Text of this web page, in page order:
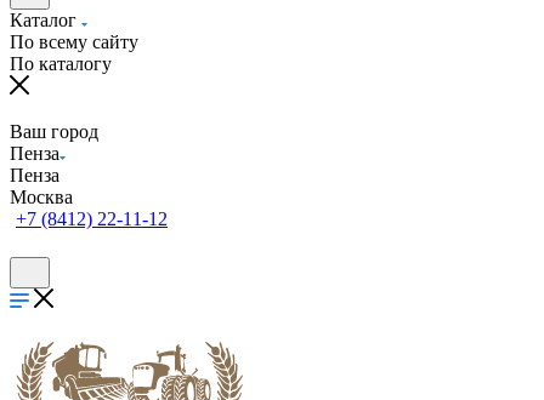
Каталог
По всему сайту
По каталогу
Ваш город
Пенза
Пенза
Москва
+7 (8412) 22-11-12